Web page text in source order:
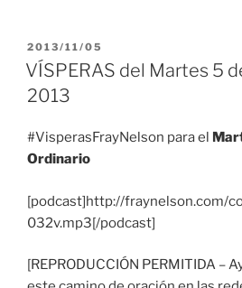
PUBLICADO
EL
2013/11/05
VÍSPERAS del Martes 5
2013
#VisperasFrayNelson para el
Ordinario
[podcast]http://fraynelson.com/
032v.mp3[/podcast]
[REPRODUCCIÓN PERMITIDA –